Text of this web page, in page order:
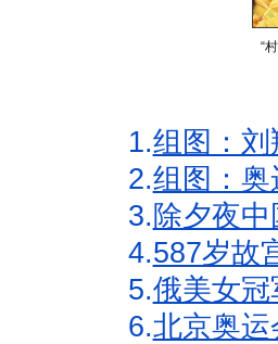
“
1.组图：
2.组图：
3. 除夕夜
4.587岁故
5.俄美女
6.北京奥